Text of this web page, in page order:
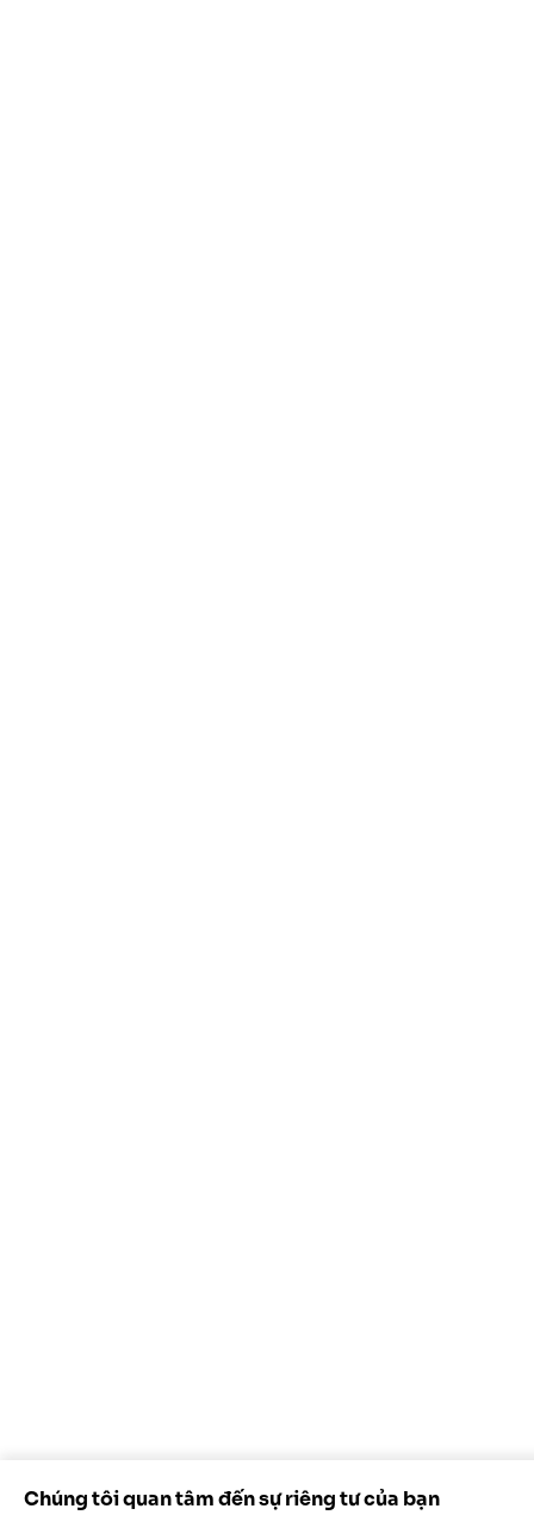
Chúng tôi quan tâm đến sự riêng tư của bạn